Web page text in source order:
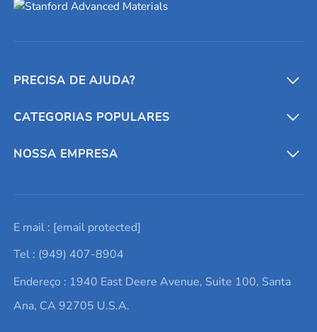
PRECISA DE AJUDA?
Conversores e calculadoras
Entre em contato conosco
Lista de consultas
Termos e Condições
Política de Privacidade
CATEGORIAS POPULARES
Metais refratários
Elementos de terras raras
Alvos de pulverização catódica
Ácido hialurônico
NOSSA EMPRESA
Promoções atuais
Notícias e blogs
Estudos de caso
E mail : [email protected]
Tel : (949) 407-8904
Endereço : 1940 East Deere Avenue, Suite 100, Santa
Ana, CA 92705 U.S.A.